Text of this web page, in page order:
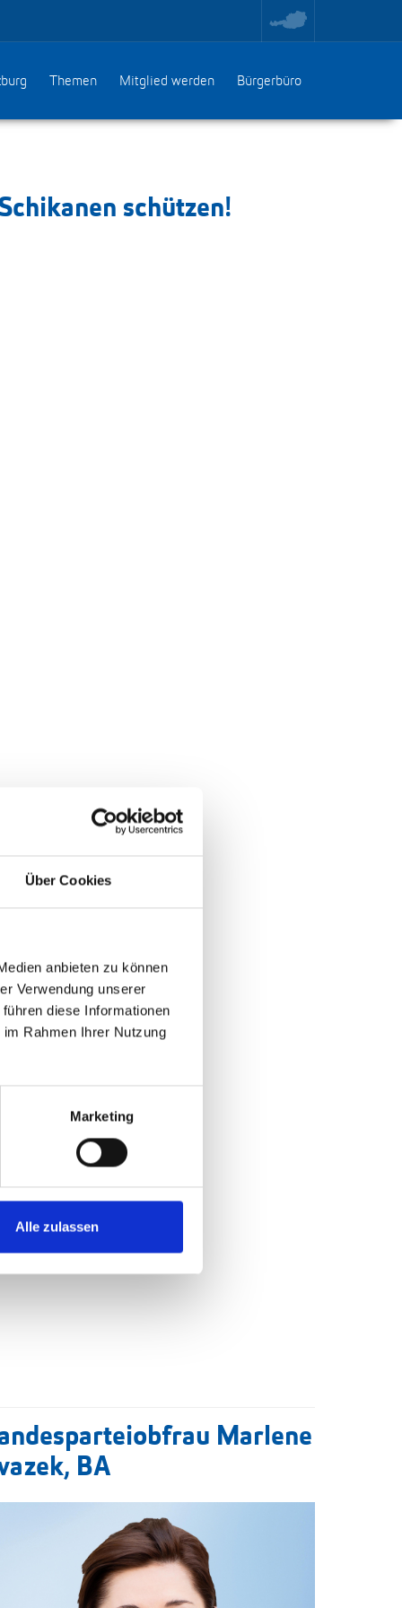
Über Cookies
anbieten zu können
Verwendung unserer
diese Informationen
Rahmen Ihrer Nutzung
Marketing
Alle zulassen
toggle
region
menu
Themen Mitglied werden Bürgerbüro
schützen!
Marlene
BA